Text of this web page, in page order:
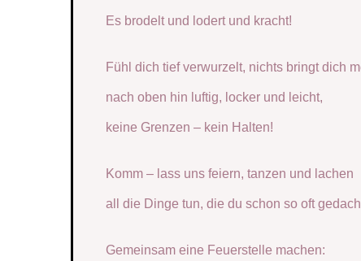
Es brodelt und lodert und kracht!
Fühl dich tief verwurzelt, nichts bringt dich
nach oben hin luftig, locker und leicht,
keine Grenzen – kein Halten!
Komm – lass uns feiern, tanzen und lachen
all die Dinge tun, die du schon so oft
Gemeinsam eine Feuerstelle machen: